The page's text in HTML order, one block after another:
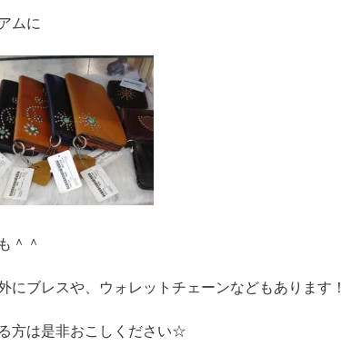
ムに
＾＾
にブレスや、ウォレットチェーンなどもあります！
方は是非おこしください☆